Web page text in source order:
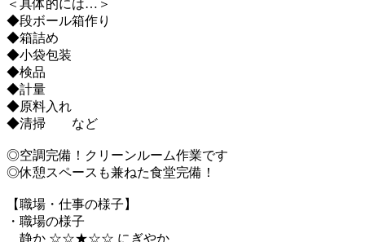
＜具体的には…＞
◆段ボール箱作り
◆箱詰め
◆小袋包装
◆検品
◆計量
◆原料入れ
◆清掃 など
◎空調完備！クリーンルーム作業です
◎休憩スペースも兼ねた食堂完備！
【職場・仕事の様子】
・職場の様子
静か ☆☆★☆☆ にぎやか